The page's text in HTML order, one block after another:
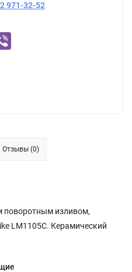
971-32-52
Отзывы (0)
поворотным изливом,
LM1105C. Керамический